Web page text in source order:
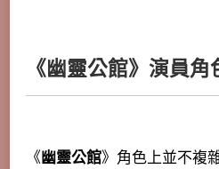
《幽靈公館》 演員角
《幽靈公館》角色上並不複